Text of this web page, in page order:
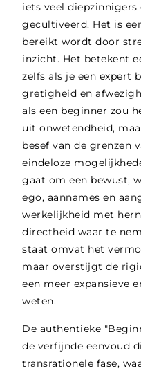
iets veel
gecultiveerd. Het is
bereikt wordt door
inzicht. Het betekent
zelfs als je een expert
gretigheid en
als een beginner zou
uit onwetendheid,
besef van de grenzen
eindeloze
gaat om een bewust,
ego, aannames en
werkelijkheid met
directheid waar te
staat omvat het
maar overstijgt de
een meer expansieve
weten.
De authentieke
de verfijnde eenvoud
transrationele fase,